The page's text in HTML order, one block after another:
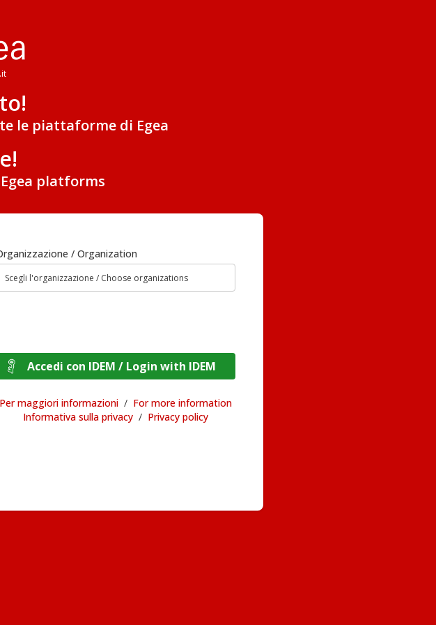
le piattaforme di Egea
platforms
/ Organization
Accedi con IDEM / Login with IDEM
Per maggiori informazioni / For more information
Informativa sulla privacy / Privacy policy